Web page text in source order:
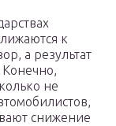
к
а результат
не
снижение